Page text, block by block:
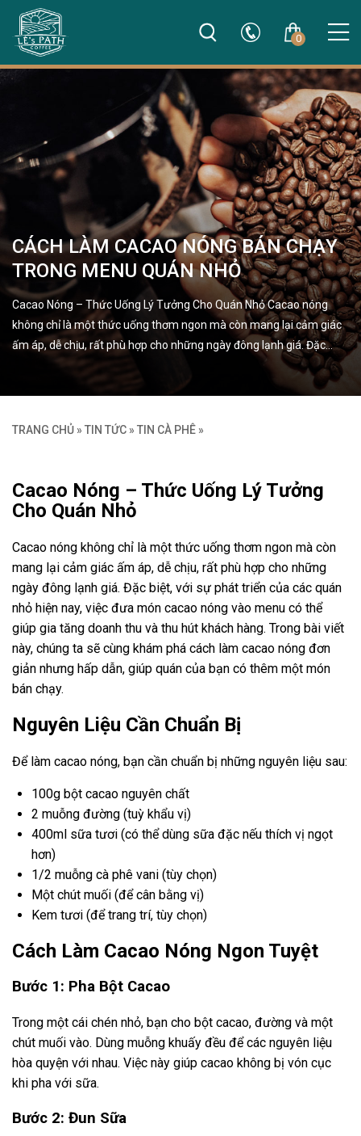
0
CÁCH LÀM CACAO NÓNG BÁN CHẠY
TRONG MENU QUÁN NHỎ
Cacao Nóng – Thức Uống Lý Tưởng Cho Quán Nhỏ Cacao nóng
không chỉ là một thức uống thơm ngon mà còn mang lại cảm giác
ấm áp, dễ chịu, rất phù hợp cho những ngày đông lạnh giá. Đặc…
TRANG CHỦ » TIN TỨC » TIN CÀ PHÊ »
Cacao Nóng – Thức Uống Lý Tưởng
Cho Quán Nhỏ
Cacao nóng không chỉ là một thức uống thơm ngon mà còn
mang lại cảm giác ấm áp, dễ chịu, rất phù hợp cho những
ngày đông lạnh giá. Đặc biệt, với sự phát triển của các quán
nhỏ hiện nay, việc đưa món cacao nóng vào menu có thể
giúp gia tăng doanh thu và thu hút khách hàng. Trong bài viết
này, chúng ta sẽ cùng khám phá cách làm cacao nóng đơn
giản nhưng hấp dẫn, giúp quán của bạn có thêm một món
bán chạy.
Nguyên Liệu Cần Chuẩn Bị
Để làm cacao nóng, bạn cần chuẩn bị những nguyên liệu sau:
100g bột cacao nguyên chất
2 muỗng đường (tuỳ khẩu vị)
400ml sữa tươi (có thể dùng sữa đặc nếu thích vị ngọt
hơn)
1/2 muỗng cà phê vani (tùy chọn)
Một chút muối (để cân bằng vị)
Kem tươi (để trang trí, tùy chọn)
Cách Làm Cacao Nóng Ngon Tuyệt
Bước 1: Pha Bột Cacao
Trong một cái chén nhỏ, bạn cho bột cacao, đường và một
chút muối vào. Dùng muỗng khuấy đều để các nguyên liệu
hòa quyện với nhau. Việc này giúp cacao không bị vón cục
khi pha với sữa.
Bước 2: Đun Sữa